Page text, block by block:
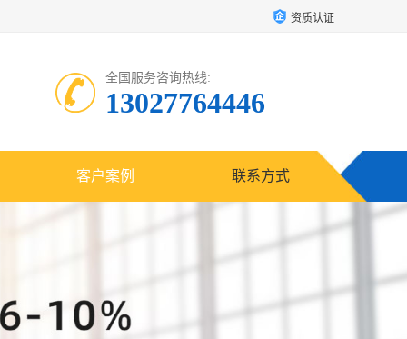
资质认证
全国服务咨询热线:
13027764446
客户案例 联系方式